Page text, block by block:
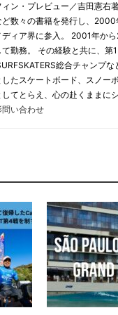
ン・プレビュー／吉田憲右
ど数々の書籍を発行し、
ディア界に参入。 2001年か
て勤務。 その経験と共に、
総合チャンプ
したスケートボード、スノー
してとらえ、心の赴くままに
問い合わせ